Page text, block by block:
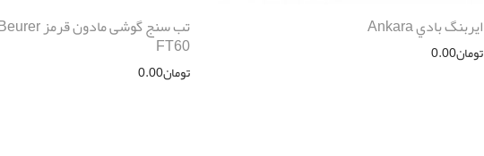
ايربنگ بادي Ankara
تومان0.00
FT60
تومان0.00